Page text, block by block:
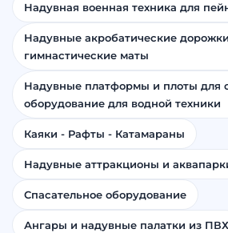
Надувная военная техника для
Надувные акробатические
гимнастические маты
Надувные платформы и плоты для
оборудование для водной техники
Каяки - Рафты - Катамараны
Надувные аттракционы и
Спасательное оборудование
Ангары и надувные палатки из ПВХ